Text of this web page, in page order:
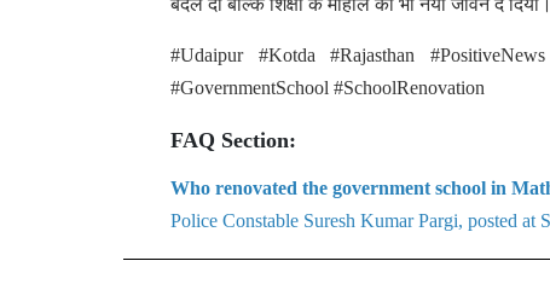
बदल दी बल्कि शिक्षा के माहौल को भी नया जीवन दे दिया।
#Udaipur #Kotda #Rajasthan
#GovernmentSchool #SchoolRenovation
FAQ Section:
Who renovated the government school in
Police Constable Suresh Kumar Pargi, posted